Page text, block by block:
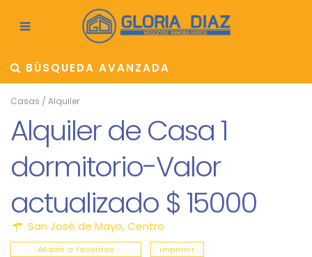
BÚSQUEDA AVANZADA
Casas / Alquiler
Alquiler de Casa 1
dormitorio-Valor
actualizado $ 15000
San José de Mayo,Centro
Añadir a favoritos imprimir